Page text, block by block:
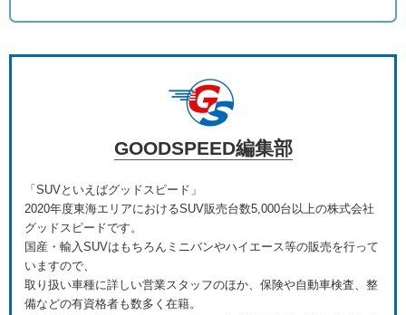
GOODSPEED編集部
「SUVといえばグッドスピード」
2020年度東海エリアにおけるSUV販売台数5,000台以上の株式会社
グッドスピードです。
国産・輸入SUVはもちろんミニバンやハイエース等の販売を行って
いますので、
取り扱い車種に詳しい営業スタッフのほか、保険や自動車検査、整
備などの有資格者も数多く在籍。